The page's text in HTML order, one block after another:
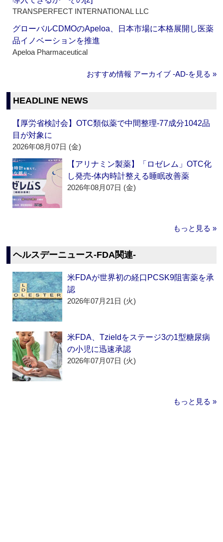
TRANSPERFECT INTERNATIONAL LLC
グローバルCDMOのApeloa、日本市場に本格展開し医薬
品イノベーションを推進
Apeloa Pharmaceutical
おすすめ情報 アーカイブ ‐AD‐を見る »
HEADLINE NEWS
【厚労省検討会】OTC類似薬で中間整理‐77成分1042品
目が対象に
2026年08月07日 (金)
【アリナミン製薬】「ロゼレム」OTC化
し発売‐体内時計整える睡眠改善薬
2026年08月07日 (金)
もっと見る »
ヘルスデーニュース‐FDA関連‐
米FDAが世界初の経口PCSK9阻害薬を承
認
2026年07月21日 (火)
米FDA、Tzieldをステージ3の1型糖尿病
の小児に迅速承認
2026年07月07日 (火)
もっと見る »